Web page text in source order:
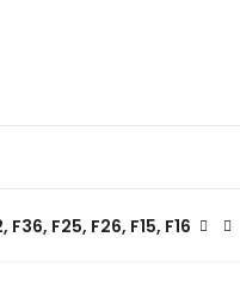
F25, F26, F15, F16